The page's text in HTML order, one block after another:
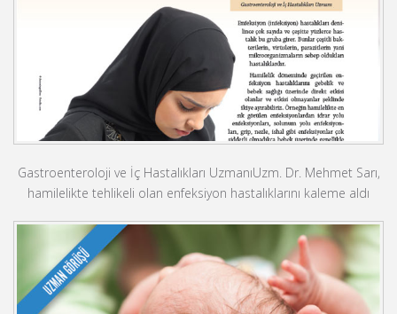
Gastroenteroloji ve İç Hastalıkları UzmanıUzm. Dr. Mehmet Sarı,
hamilelikte tehlikeli olan enfeksiyon hastalıklarını kaleme aldı